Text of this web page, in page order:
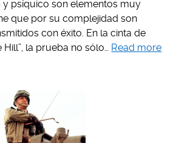
psíquico son elementos muy
que por su complejidad son
con éxito. En la cinta de
la prueba no sólo… Read more